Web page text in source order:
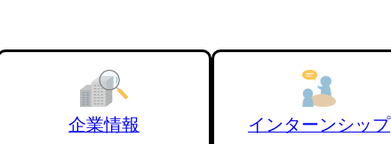
企業情報 インターンシップ